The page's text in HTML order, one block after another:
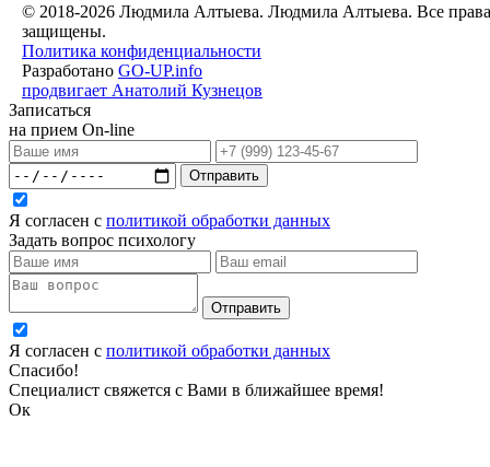
© 2018-2026 Людмила Алтыева. Людмила Алтыева. Все права
защищены.
Политика конфиденциальности
Разработано GO-UP.info
продвигает Анатолий Кузнецов
Записаться
на прием On-line
Отправить
Я согласен с политикой обработки данных
Задать вопрос психологу
Отправить
Я согласен с политикой обработки данных
Спасибо!
Специалист свяжется с Вами в ближайшее время!
Ок